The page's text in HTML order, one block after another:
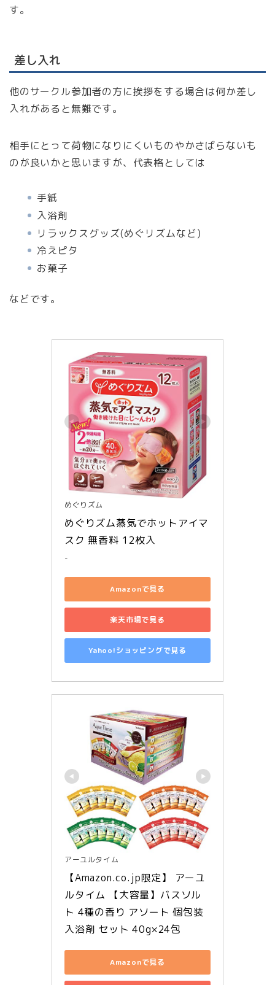
す。
差し入れ
他のサークル参加者の方に挨拶をする場合は何か差し
入れがあると無難です。
相手にとって荷物になりにくいものやかさばらないも
のが良いかと思いますが、代表格としては
手紙
入浴剤
リラックスグッズ(めぐリズムなど)
冷えピタ
お菓子
などです。
めぐりズム
めぐりズム蒸気でホットアイマ
スク 無香料 12枚入
-
Amazonで見る
楽天市場で見る
Yahoo!ショッピングで見る
アーユルタイム
【Amazon.co.jp限定】 アーユ
ルタイム 【大容量】バスソル
ト 4種の香り アソート 個包装
入浴剤 セット 40g×24包
Amazonで見る